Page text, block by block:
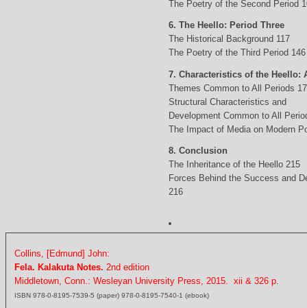
The Poetry of the Second Period
6. The Heello: Period Three
The Historical Background 117
The Poetry of the Third Period 146
7. Characteristics of the Heello:
Themes Common to All Periods
Structural Characteristics and
Development Common to All
The Impact of Media on Modern
8. Conclusion
The Inheritance of the Heello 215
Forces Behind the Success and
216
Collins, [Edmund] John:
Fela. Kalakuta Notes. 2nd edition
Middletown, Conn.: Wesleyan University Press, 2015. xii & 326 p.
ISBN 978-0-8195-7539-5 (paper) 978-0-8195-7540-1 (ebook)